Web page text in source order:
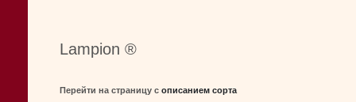
Lampion ®
Перейти на страницу с описанием сорта